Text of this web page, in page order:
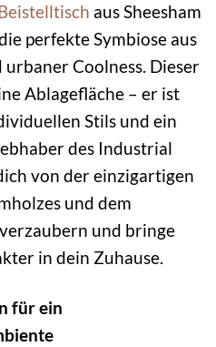
aus Sheesham
perfekte Symbiose aus
Coolness. Dieser
Ablagefläche – er ist
Stils und ein
des Industrial
von der einzigartigen
und dem
und bringe
in dein Zuhause.
für ein